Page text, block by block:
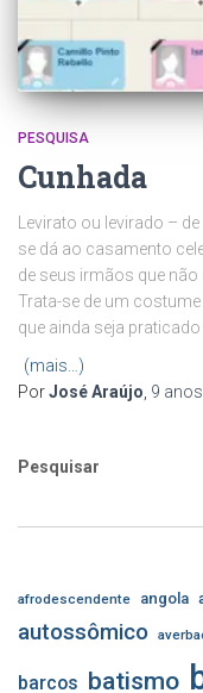
PESQUISA
Cunhada
Levirato ou levirado – de
se dá ao casamento
de seus irmãos que
Trata-se de um
que ainda seja
(mais…)
PorJosé Araújo 9 anos
Pesquisar
afrodescendente angola
autossômico
barcos batismo